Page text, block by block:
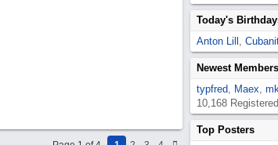
Today's
Anton Lill ,
Newest Members
typfred, Maex,
10,168
Top Posters